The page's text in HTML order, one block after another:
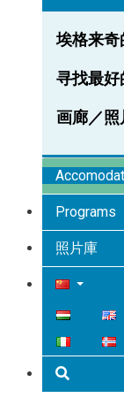
埃格来奇
寻找最好
画廊／照
Programs
照片庫